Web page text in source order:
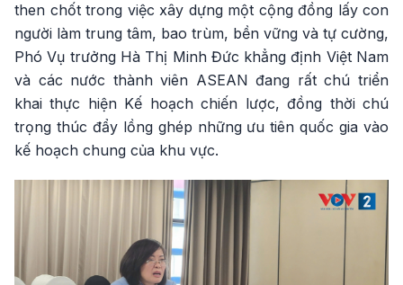
then chốt trong việc xây dựng một cộng đồng lấy con
người làm trung tâm, bao trùm, bền vững và tự cường,
Phó Vụ trưởng Hà Thị Minh Đức khẳng định Việt Nam
và các nước thành viên ASEAN đang rất chú triển
khai thực hiện Kế hoạch chiến lược, đồng thời chú
trọng thúc đẩy lồng ghép những ưu tiên quốc gia vào
kế hoạch chung của khu vực.